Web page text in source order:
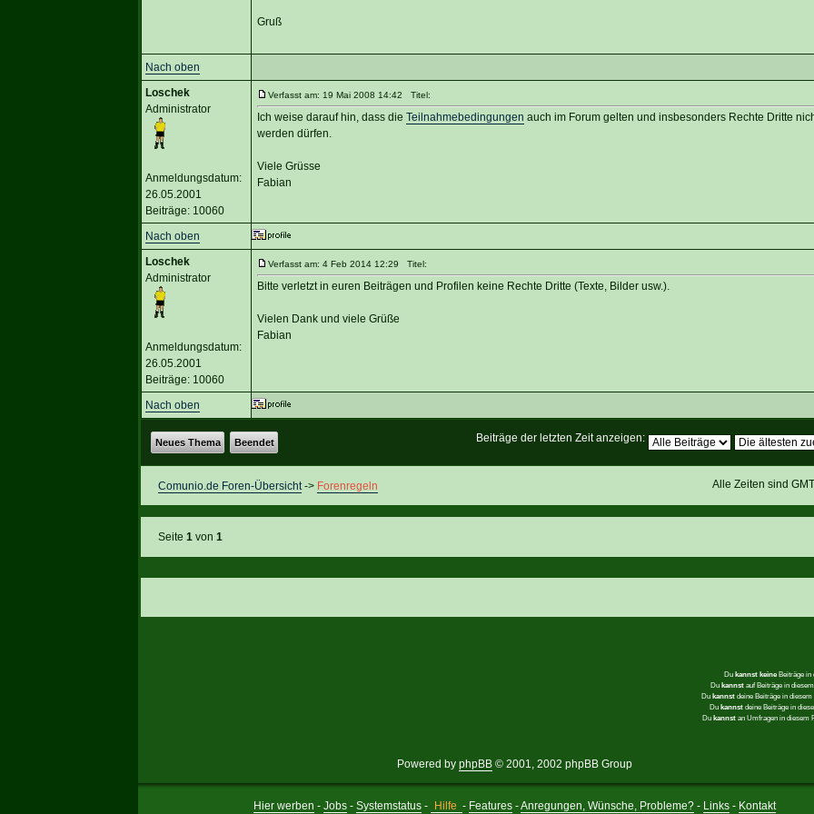
Gruß
Nach oben
Loschek
Administrator
Anmeldungsdatum:
26.05.2001
Beiträge: 10060
Verfasst am: 19 Mai 2008 14:42 Titel:
Ich weise darauf hin, dass die Teilnahmebedingungen auch im Forum gelten und insbesonders Rechte Dritte
werden dürfen.
Viele Grüsse
Fabian
Nach oben
Loschek
Administrator
Anmeldungsdatum:
26.05.2001
Beiträge: 10060
Verfasst am: 4 Feb 2014 12:29 Titel:
Bitte verletzt in euren Beiträgen und Profilen keine Rechte Dritte (Texte, Bilder usw.).
Vielen Dank und viele Grüße
Fabian
Nach oben
Beiträge der letzten Zeit anzeigen:
Neues Thema Beendet
Alle Zeiten sind
Comunio.de Foren-Übersicht-> Forenregeln
Seite 1von 1
Du kannst keineBeiträge in
Du kannstauf Beiträge in
Du kannstdeine Beiträge in diesem
Du kannstdeine Beiträge in
Du kannstan Umfragen in diesem
Powered by phpBB © 2001, 2002 phpBB Group
Hier werben - Jobs- Systemstatus- Hilfe - Features -Anregungen, Wünsche, Probleme? - Links - Kontakt